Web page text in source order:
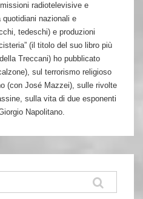
radiotelevisive e
nazionali e
tedeschi) e produzioni
(il titolo del suo libro più
Treccani) ho pubblicato
sul terrorismo religioso
(con José Mazzei), sulle rivolte
sulla vita di due esponenti
Napolitano.